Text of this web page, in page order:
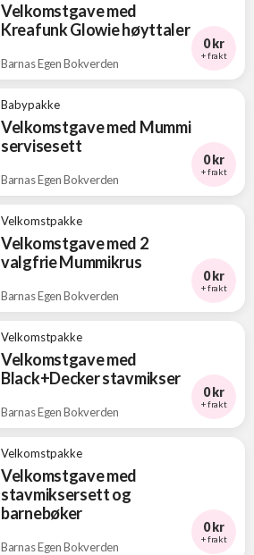
Velkomstgave med
Kreafunk Glowie høyttaler
Barnas Egen Bokverden
0 kr
+ frakt
Babypakke
Velkomstgave med Mummi
servisesett
Barnas Egen Bokverden
0 kr
+ frakt
Velkomstpakke
Velkomstgave med 2
valgfrie Mummikrus
Barnas Egen Bokverden
0 kr
+ frakt
Velkomstpakke
Velkomstgave med
Black+Decker stavmikser
Barnas Egen Bokverden
0 kr
+ frakt
Velkomstpakke
Velkomstgave med
stavmiksersett og
barnebøker
Barnas Egen Bokverden
0 kr
+ frakt